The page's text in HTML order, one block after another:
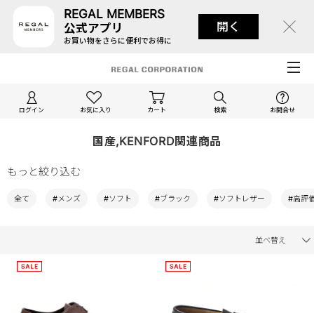
REGAL MEMBERS
公式アプリ
お買い物をさらに便利でお得に
開く
ログイン お気に入り カート 検索 お問合せ
国産,KENFORD関連商品
もっと絞り込む
全て #メンズ #ソフト #ブラック #ソフトレザー #高評
並べ替え